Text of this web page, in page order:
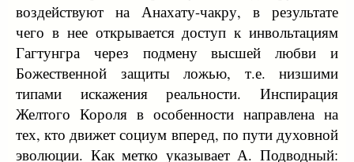
воздействуют на Анахату-чакру, в результате
чего в нее открывается доступ к инвольтациям
Гагтунгра через подмену высшей любви и
Божественной защиты ложью, т.е. низшими
типами искажения реальности. Инспирация
Желтого Короля в особенности направлена на
тех, кто движет социум вперед, по пути духовной
эволюции. Как метко указывает А. Подводный: